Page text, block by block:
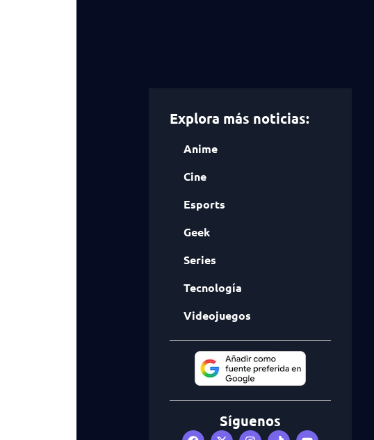
Explora más noticias:
Anime
Cine
Esports
Geek
Series
Tecnología
Videojuegos
Síguenos